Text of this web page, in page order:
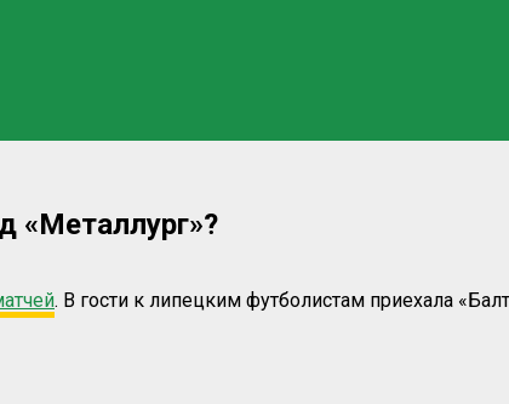
«Металлург»?
. В гости к липецким футболистам приехала